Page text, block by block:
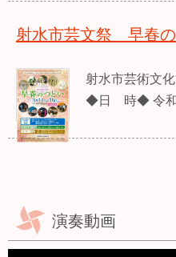
射水市芸文祭 早春
射水市芸術文
◆日 時◆ 令和
演奏動画